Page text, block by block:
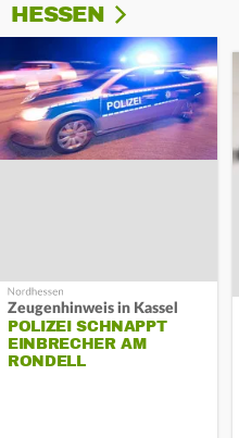
HESSEN
Zeugenhinweis in Kassel
POLIZEI SCHNAPPT
EINBRECHER AM
RONDELL